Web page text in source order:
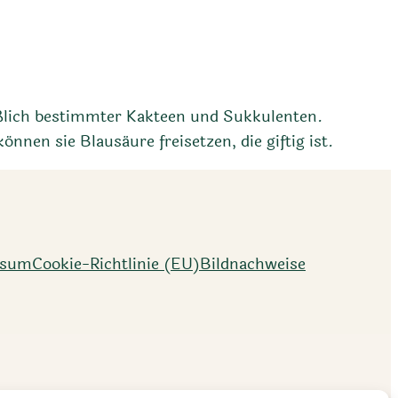
bestimmter Kakteen und Sukkulenten.
sie Blausäure freisetzen, die giftig ist.
Cookie-Richtlinie (EU)Bildnachweise